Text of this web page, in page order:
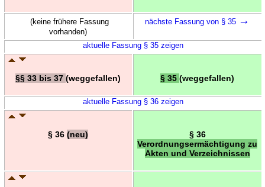
(keine frühere Fassung
vorhanden)
nächste Fassung von § 35 →
aktuelle Fassung § 35 zeigen
§§ 33 bis 37 (weggefallen) § 35 (weggefallen)
aktuelle Fassung § 36 zeigen
§ 36 (neu)
§ 36
Verordnungsermächtigung zu
Akten und Verzeichnissen